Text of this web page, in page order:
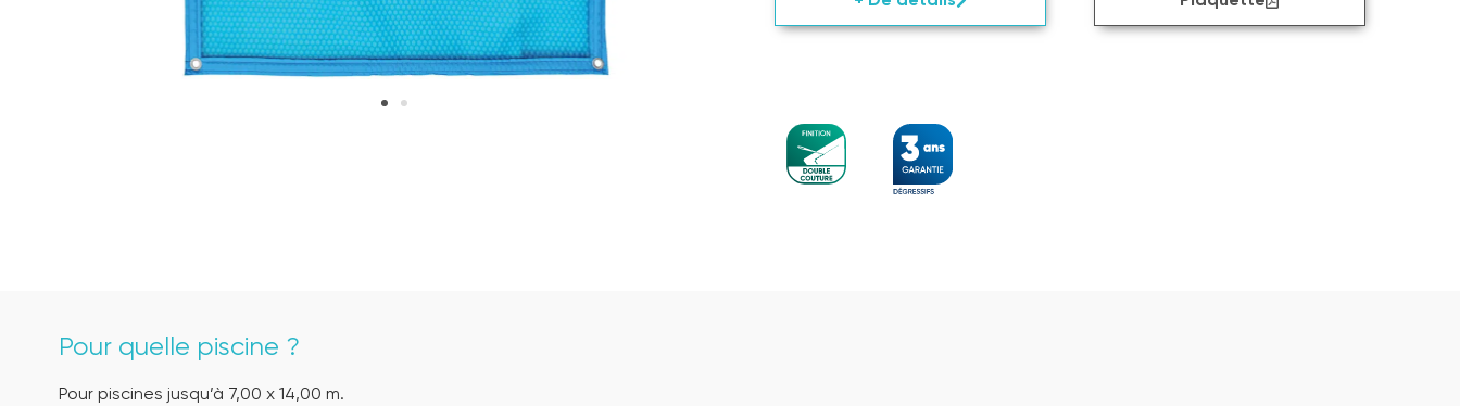
Pour quelle piscine ?
Pour piscines jusqu’à 7,00 x 14,00 m.